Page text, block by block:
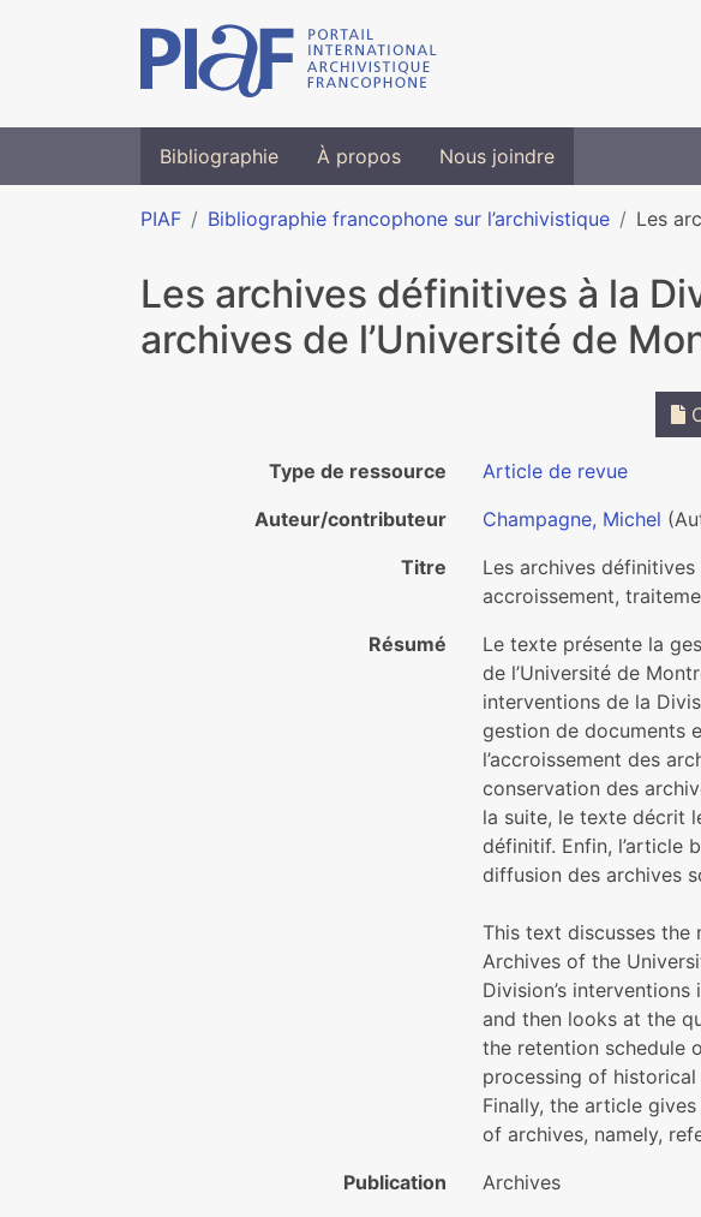
Bibliographie À propos Nous joindre
PIAF Bibliographie francophone sur l’archivistique Les
Les archives définitives à la
archives de l’Université de
Type de ressource
Article de revue
Auteur/contributeur
Champagne, Michel
Titre
Les archives
accroissement,
Résumé
Le texte présente la
de l’Université de
interventions de la
gestion de documents
l’accroissement des
conservation des
la suite, le texte décrit
définitif. Enfin, l’article
diffusion des archives
This text discusses the
Archives of the
Division’s
and then looks at the
the retention schedule
processing of
Finally, the article
of archives, namely,
Publication
Archives